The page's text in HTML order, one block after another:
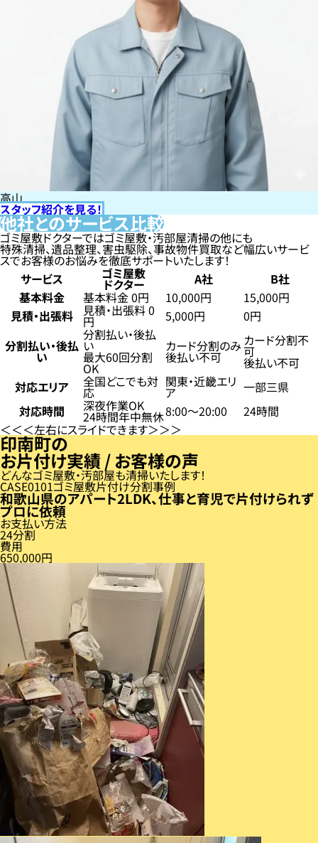
高山
スタッフ紹介を見る！
他社とのサービス比較
ゴミ屋敷ドクターではゴミ屋敷・汚部屋清掃の他にも
特殊清掃、遺品整理、害虫駆除、事故物件買取など幅広いサービ
スでお客様のお悩みを徹底サポートいたします！
サービス
ゴミ屋敷
ドクター A社
B社
基本料金
基本料金 0円 10,000円
15,000円
見積・出張料
見積・出張料 0
円 5,000円
0円
分割払い・後払
い
分割払い・後払
い
最大60回分割
OK
カード分割のみ
後払い不可
カード分割不
可
後払い不可
対応エリア
全国どこでも対
応
関東・近畿エリ
ア
一部三県
対応時間
深夜作業OK
24時間年中無休8:00〜20:00
24時間
左右にスライドできます
印南町の
お片付け実績 / お客様の声
どんなゴミ屋敷・汚部屋も清掃いたします！
CASE 01ゴミ屋敷片付け分割事例
和歌山県のアパート2LDK、仕事と育児で片付けられず
プロに依頼
お支払い方法
24分割
費用
650,000円